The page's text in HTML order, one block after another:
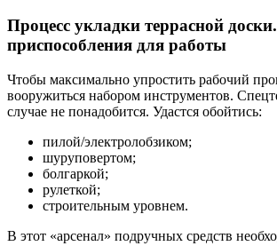
Процесс укладки террасной
приспособления для работы
Чтобы максимально упростить рабочий
вооружиться набором инструментов.
случае не понадобится. Удастся обойтись:
пилой/электролобзиком;
шуруповертом;
болгаркой;
рулеткой;
строительным уровнем.
В этот «арсенал» подручных средств